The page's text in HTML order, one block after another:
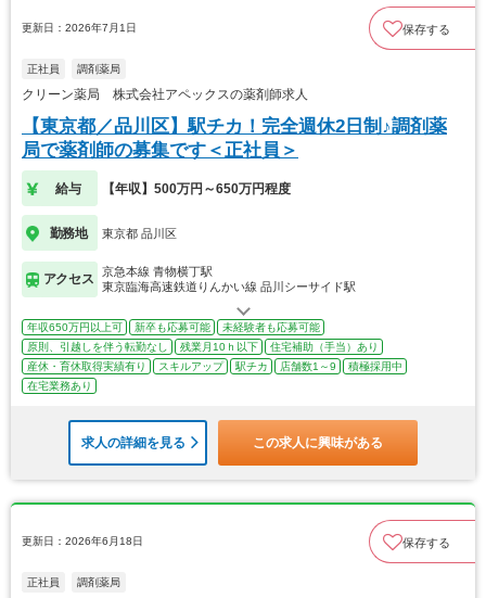
更新日：2026年7月1日 保存する
正社員 調剤薬局
クリーン薬局 株式会社アペックスの薬剤師求人
【東京都／品川区】駅チカ！完全週休2日制♪調剤薬
局で薬剤師の募集です＜正社員＞
給与 【年収】500万円～650万円程度
勤務地 東京都 品川区
アクセス
京急本線 青物横丁駅
東京臨海高速鉄道りんかい線 品川シーサイド駅
年収650万円以上可 新卒も応募可能
未経験者も応募可能
原則、引越しを伴う転勤なし
残業月10ｈ以下
住宅補助（手当）あり
産休・育休取得実績有り
スキルアップ 駅チカ 店舗数1～9
積極採用中
在宅業務あり
求人の詳細を見る この求人に興味がある
更新日：2026年6月18日 保存する
正社員 調剤薬局